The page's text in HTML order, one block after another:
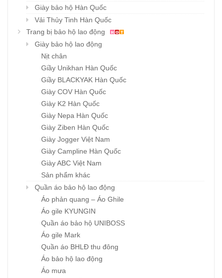
Giày bảo hộ Hàn Quốc
Vải Thủy Tinh Hàn Quốc
Trang bị bảo hộ lao động
Giày bảo hộ lao động
Nịt chân
Giầy Unikhan Hàn Quốc
Giầy BLACKYAK Hàn Quốc
Giày COV Hàn Quốc
Giày K2 Hàn Quốc
Giày Nepa Hàn Quốc
Giày Ziben Hàn Quốc
Giày Jogger Việt Nam
Giày Campline Hàn Quốc
Giày ABC Việt Nam
Sản phẩm khác
Quần áo bảo hộ lao động
Áo phản quang – Áo Ghile
Áo gile KYUNGIN
Quần áo bảo hộ UNIBOSS
Áo gile Mark
Quần áo BHLĐ thu đông
Áo bảo hộ lao động
Áo mưa